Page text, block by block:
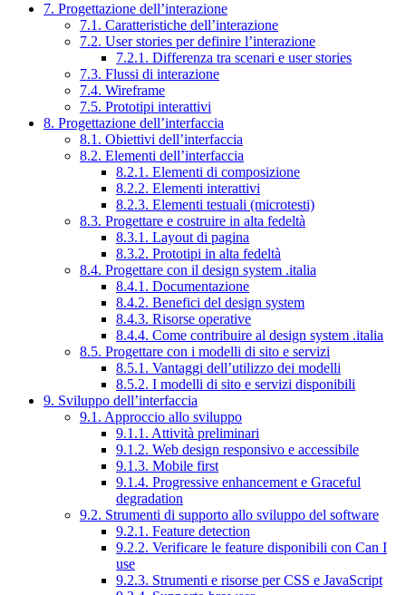
7. Progettazione dell’interazione
7.1. Caratteristiche dell’interazione
7.2. User stories per definire l’interazione
7.2.1. Differenza tra scenari e user stories
7.3. Flussi di interazione
7.4. Wireframe
7.5. Prototipi interattivi
8. Progettazione dell’interfaccia
8.1. Obiettivi dell’interfaccia
8.2. Elementi dell’interfaccia
8.2.1. Elementi di composizione
8.2.2. Elementi interattivi
8.2.3. Elementi testuali (microtesti)
8.3. Progettare e costruire in alta fedeltà
8.3.1. Layout di pagina
8.3.2. Prototipi in alta fedeltà
8.4. Progettare con il design system .italia
8.4.1. Documentazione
8.4.2. Benefici del design system
8.4.3. Risorse operative
8.4.4. Come contribuire al design system .italia
8.5. Progettare con i modelli di sito e servizi
8.5.1. Vantaggi dell’utilizzo dei modelli
8.5.2. I modelli di sito e servizi disponibili
9. Sviluppo dell’interfaccia
9.1. Approccio allo sviluppo
9.1.1. Attività preliminari
9.1.2. Web design responsivo e accessibile
9.1.3. Mobile first
9.1.4. Progressive enhancement e Graceful
degradation
9.2. Strumenti di supporto allo sviluppo del software
9.2.1. Feature detection
9.2.2. Verificare le feature disponibili con Can I
use
9.2.3. Strumenti e risorse per CSS e JavaScript